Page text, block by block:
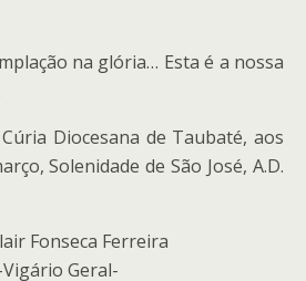
na glória… Esta é a nossa
Diocesana de Taubaté, aos
Solenidade de São José, A.D.
Fonseca Ferreira
Geral-